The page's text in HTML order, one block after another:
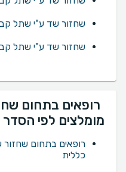
שחזור שד ע"י שתל
שחזור שד ע"י שתל
רופאים בתחום
מומלצים לפי הסדר
רופאים בתחום
כללית